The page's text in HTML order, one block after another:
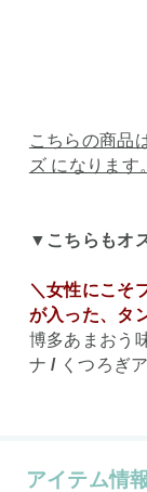
こちらの商品
ズ になります。
▼こちらもオ
＼女性にこそ
が入った、タ
博多あまおう
ナ / くつろぎ
アイテム情